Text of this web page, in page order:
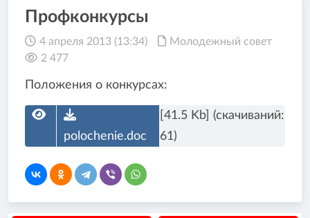
Профконкурсы
4 апреля 2013 (13:34)
Молодежный совет
2 477
Положения о конкурсах:
polochenie.doc
[41.5 Kb] (cкачиваний:
61)